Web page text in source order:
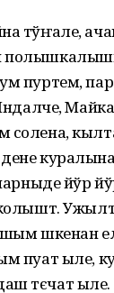
тўҥале,
пуртем,
йўр
шкенан
пуат ыле,
тєчат